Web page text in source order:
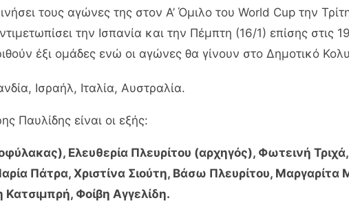
τους αγώνες της στον Α’ Όμιλο του World Cup την
την Ισπανία και την Πέμπτη (16/1) επίσης
έξι ομάδες ενώ οι αγώνες θα γίνουν στο Δημοτικό
Ισραήλ, Ιταλία, Αυστραλία.
Παυλίδης είναι οι εξής:
Ελευθερία Πλευρίτου (αρχηγός), Φωτεινή
Πάτρα, Χριστίνα Σιούτη, Βάσω Πλευρίτου,
Φοίβη Αγγελίδη.